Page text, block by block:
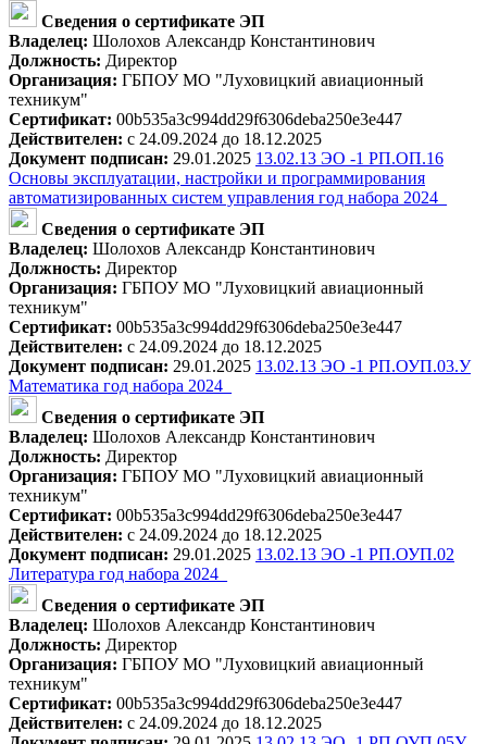
Сведения о сертификате ЭП
Владелец: Шолохов Александр Константинович
Должность: Директор
Организация: ГБПОУ МО "Луховицкий авиационный
техникум"
Сертификат: 00b535a3c994dd29f6306deba250e3e447
Действителен: с 24.09.2024 до 18.12.2025
Документ подписан: 29.01.2025 13.02.13 ЭО -1 РП.ОП.16
Основы эксплуатации, настройки и программирования
автоматизированных систем управления год набора 2024_
Сведения о сертификате ЭП
Владелец: Шолохов Александр Константинович
Должность: Директор
Организация: ГБПОУ МО "Луховицкий авиационный
техникум"
Сертификат: 00b535a3c994dd29f6306deba250e3e447
Действителен: с 24.09.2024 до 18.12.2025
Документ подписан: 29.01.2025 13.02.13 ЭО -1 РП.ОУП.03.У
Математика год набора 2024_
Сведения о сертификате ЭП
Владелец: Шолохов Александр Константинович
Должность: Директор
Организация: ГБПОУ МО "Луховицкий авиационный
техникум"
Сертификат: 00b535a3c994dd29f6306deba250e3e447
Действителен: с 24.09.2024 до 18.12.2025
Документ подписан: 29.01.2025 13.02.13 ЭО -1 РП.ОУП.02
Литература год набора 2024_
Сведения о сертификате ЭП
Владелец: Шолохов Александр Константинович
Должность: Директор
Организация: ГБПОУ МО "Луховицкий авиационный
техникум"
Сертификат: 00b535a3c994dd29f6306deba250e3e447
Действителен: с 24.09.2024 до 18.12.2025